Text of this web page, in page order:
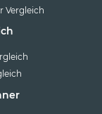
Vergleich